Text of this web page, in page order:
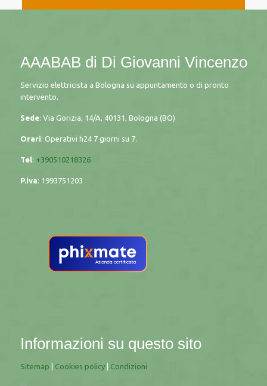
AAABAB di Di Giovanni Vincenzo
Servizio elettricista a Bologna su appuntamento o di pronto
intervento.
Sede: Via Gorizia, 14/A, 40131, Bologna (BO)
Orari: Operativi h24 7 giorni su 7.
Tel: +390510218326
P.iva: 1993751203
Informazioni su questo sito
Sitemap Cookies policy| Condizioni